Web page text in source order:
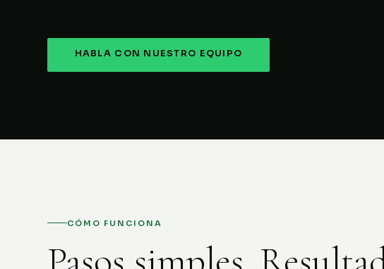
HABLA CON NUESTRO EQUIPO
CÓMO FUNCIONA